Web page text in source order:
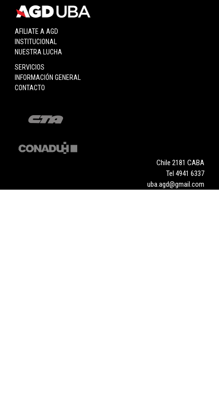
AFILIATE A AGD
INSTITUCIONAL
NUESTRA LUCHA
SERVICIOS
INFORMACIÓN GENERAL
CONTACTO
Chile 2181 CABA
Tel 4941 6337
uba.agd@gmail.com